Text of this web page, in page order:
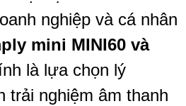
nghiệp và cá nhân
mini MINI60 và
là lựa chọn lý
trải nghiệm âm thanh